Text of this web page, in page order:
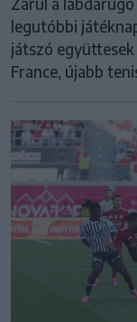
legutóbbi
játszó
France, újabb